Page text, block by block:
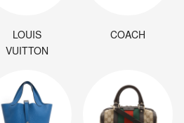
LOUIS
VUITTON
COACH